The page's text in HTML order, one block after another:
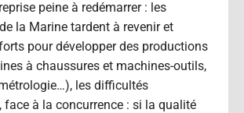
peine à redémarrer : les
la Marine tardent à revenir et
pour développer des productions
à chaussures et machines-outils,
les difficultés
face à la concurrence : si la qualité